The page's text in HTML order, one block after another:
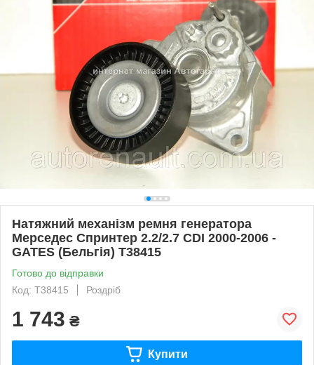
Натяжний механізм ремня генератора
Мерседес Спринтер 2.2/2.7 CDI 2000-2006 -
GATES (Бельгія) T38415
Готово до відправки
Код: T38415
Роздріб
1 743 ₴
Купити